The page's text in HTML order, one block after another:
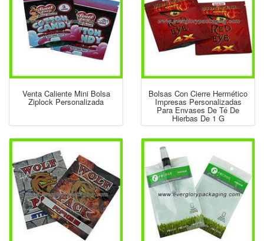
Venta Caliente Mini Bolsa
Ziplock Personalizada
Bolsas Con Cierre Hermético
Impresas Personalizadas
Para Envases De Té De
Hierbas De 1 G